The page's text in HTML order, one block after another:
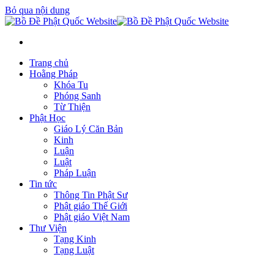
Bỏ qua nội dung
Trang chủ
Hoằng Pháp
Khóa Tu
Phóng Sanh
Từ Thiện
Phật Học
Giáo Lý Căn Bản
Kinh
Luận
Luật
Pháp Luận
Tin tức
Thông Tin Phật Sư
Phật giáo Thế Giới
Phật giáo Việt Nam
Thư Viện
Tạng Kinh
Tạng Luật